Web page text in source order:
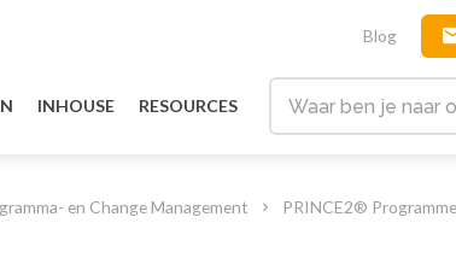
Blog
INHOUSE RESOURCES
en Change Management
PRINCE2®